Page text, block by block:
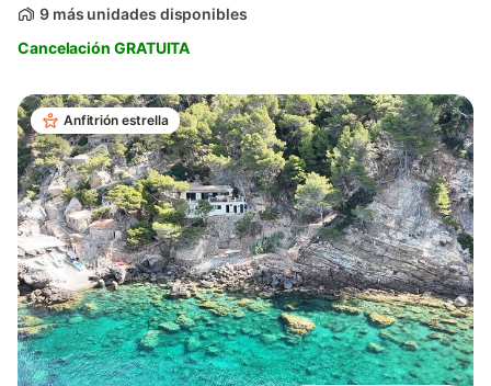
9 más unidades disponibles
Cancelación GRATUITA
Anfitrión estrella